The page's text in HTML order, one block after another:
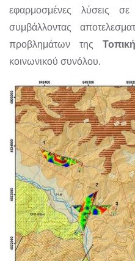
εφαρμοσμένες λύσεις
συμβάλλοντας
προβλημάτων της
κοινωνικού συνόλου.